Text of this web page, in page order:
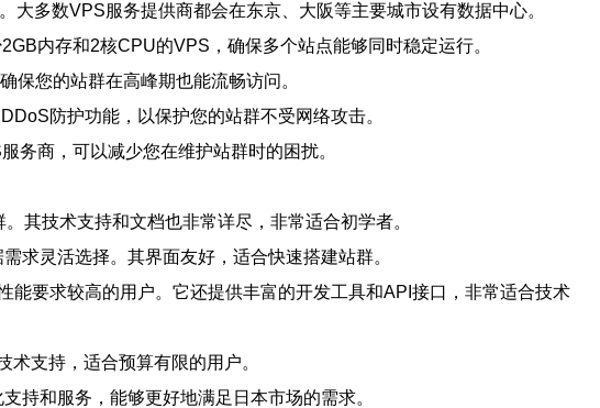
多数VPS服务提供商都会在东京、大阪等主要城市设有数据中心。
内存和2核CPU的VPS，确保多个站点能够同时稳定运行。
保您的站群在高峰期也能流畅访问。
防护功能，以保护您的站群不受网络攻击。
务商，可以减少您在维护站群时的困扰。
其技术支持和文档也非常详尽，非常适合初学者。
求灵活选择。其界面友好，适合快速搭建站群。
要求较高的用户。它还提供丰富的开发工具和API接口，非常适合技术
支持，适合预算有限的用户。
持和服务，能够更好地满足日本市场的需求。